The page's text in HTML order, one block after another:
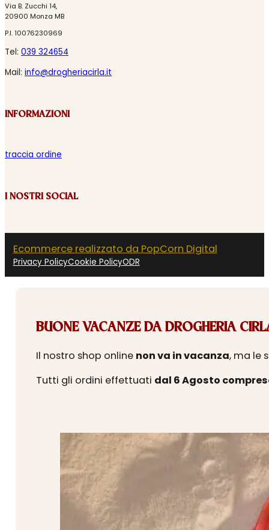
Via B. Zucchi 14,
20900 Monza MB
P.I. 10076230969
Tel: 039 324654
Mail: info@drogheriacirla.it
INFORMAZIONI
traccia ordine
I NOSTRI SOCIAL
Ecommerce realizzato da PopCorn Digital
Privacy PolicyCookie PolicyODR
BUONE VACANZE DA DROGHERIA
Il nostro shop online non va in vacanza, ma le
Tutti gli ordini effettuati dal 6 Agosto